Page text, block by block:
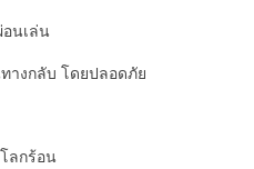
เล่น
กลับ โดยปลอดภัย
ลกร้อน